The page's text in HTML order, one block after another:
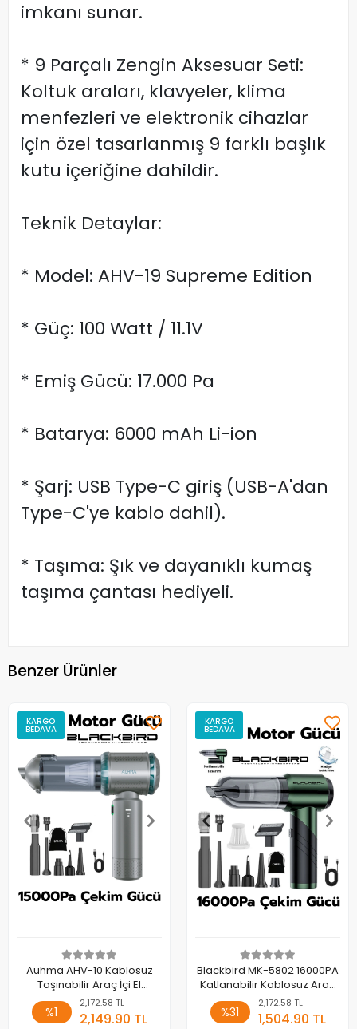
imkanı sunar.
* 9 Parçalı Zengin Aksesuar Seti:
Koltuk araları, klavyeler, klima
menfezleri ve elektronik cihazlar
için özel tasarlanmış 9 farklı başlık
kutu içeriğine dahildir.
Teknik Detaylar:
* Model: AHV-19 Supreme Edition
* Güç: 100 Watt / 11.1V
* Emiş Gücü: 17.000 Pa
* Batarya: 6000 mAh Li-ion
* Şarj: USB Type-C giriş (USB-A'dan
Type-C'ye kablo dahil).
* Taşıma: Şık ve dayanıklı kumaş
taşıma çantası hediyeli.
Benzer Ürünler
KARGO
BEDAVA
Auhma AHV-10 Kablosuz
Taşınabilir Araç İçi El
Süpürgesi | 15000PA Güçlü
Vakum
%1
2,172.58 TL
2,149.90 TL
KARGO
BEDAVA
Blackbird MK-5802 16000PA
Katlanabilir Kablosuz Araç
Süpürgesi | 3 Kademeli Güç
| Şarjlı El Süpürgesi
%31
2,172.58 TL
1,504.90 TL